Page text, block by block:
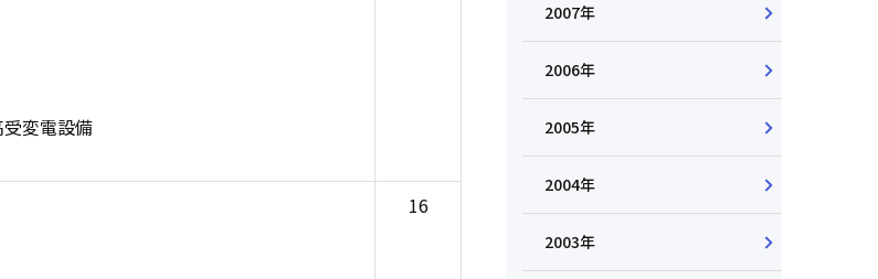
変電設備
16
2007年
2006年
2005年
2004年
2003年